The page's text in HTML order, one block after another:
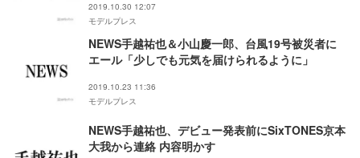
2019.10.30 12:07
モデルプレス
NEWS手越祐也＆小山慶一郎、台風19号被災者に
エール「少しでも元気を届けられるように」
2019.10.23 11:36
モデルプレス
NEWS手越祐也、デビュー発表前にSixTONES京本
大我から連絡 内容明かす